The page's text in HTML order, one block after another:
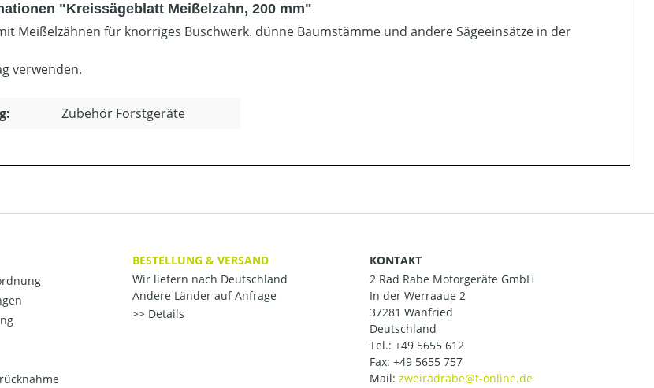
"Kreissägeblatt Meißelzahn, 200 mm"
Meißelzähnen für knorriges Buschwerk. dünne Baumstämme und andere Sägeeinsätze in der
verwenden.
Zubehör Forstgeräte
BESTELLUNG & VERSAND
Wir liefern nach Deutschland
Andere Länder auf Anfrage
Details
KONTAKT
2 Rad Rabe Motorgeräte GmbH
In der Werraaue 2
37281 Wanfried
Deutschland
Tel.: +49 5655 612
Fax: +49 5655 757
Mail: